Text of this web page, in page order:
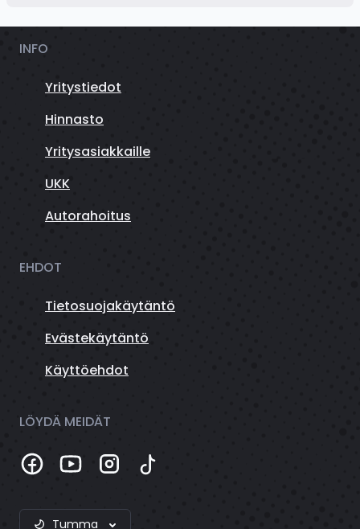
INFO
Yritystiedot
Hinnasto
Yritysasiakkaille
UKK
Autorahoitus
EHDOT
Tietosuojakäytäntö
Evästekäytäntö
Käyttöehdot
LÖYDÄ MEIDÄT
Tumma